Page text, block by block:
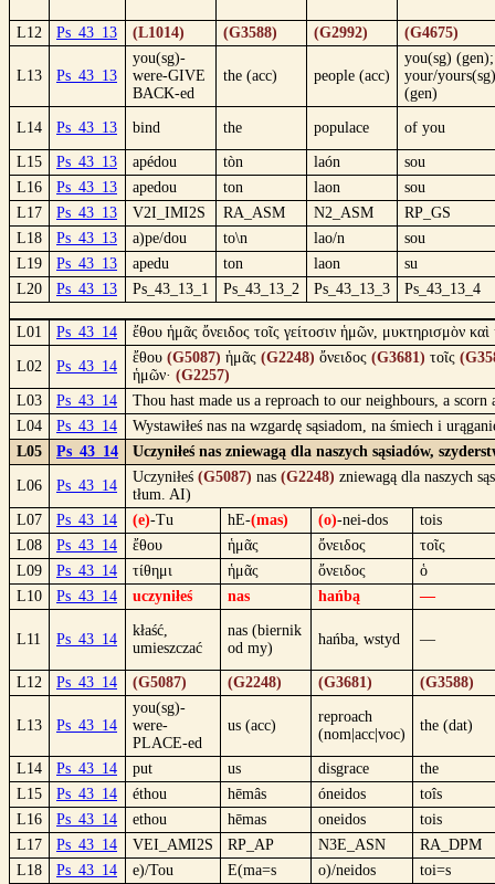
L12 Ps_43_13 (L1014) (G3588) (G2992) (G4675)
L13 Ps_43_13
you(sg)-
were-GIVE
BACK-ed
the (acc) people (acc)
you(sg) (gen);
your/yours(sg)
(gen)
L14 Ps_43_13 bind the populace of you
L15 Ps_43_13 apédou tòn laón
sou
L16
Ps_43_13 apedou ton laon
sou
L17
Ps_43_13 V2I_IMI2S RA_ASM N2_ASM
RP_GS
L18
Ps_43_13 a)pe/dou to\n lao/n
sou
L19
Ps_43_13 apedu ton laon
su
L20
Ps_43_13 Ps_43_13_1 Ps_43_13_2 Ps_43_13_3 Ps_43_13_4
L01 Ps_43_14 ἔθου ἡμᾶς ὄνειδος τοῖς γείτοσιν ἡμῶν, μυκτηρισμὸν
L02 Ps_43_14
ἔθου (G5087) ἡμᾶς (G2248) ὄνειδος (G3681) τοῖς
ἡμῶν· (G2257)
L03
Ps_43_14
Thou hast made us a reproach to our neighbours, a
L04
Ps_43_14
Wystawiłeś nas na wzgardę sąsiadom, na śmiech i
L05
Ps_43_14 Uczyniłeś nas zniewagą dla naszych sąsiadów,
L06 Ps_43_14
Uczyniłeś (G5087) nas (G2248) zniewagą dla naszych
tłum. AI)
L07
Ps_43_14 (e)-Tu hE-(mas) (o)-nei-dos
tois
L08
Ps_43_14 ἔθου ἡμᾶς ὄνειδος
τοῖς
L09
Ps_43_14 τίθημι ἡμᾶς ὄνειδος
ὁ
L10
Ps_43_14 uczyniłeś nas hańbą —
L11 Ps_43_14
kłaść,
umieszczać
nas (biernik
od my)
hańba, wstyd —
L12 Ps_43_14 (G5087) (G2248) (G3681) (G3588)
L13 Ps_43_14
you(sg)-
were-
PLACE-ed
us (acc)
reproach
(nom|acc|voc)
the (dat)
L14 Ps_43_14 put us disgrace
the
L15
Ps_43_14 éthou hēmâs óneidos
toîs
L16
Ps_43_14 ethou hēmas oneidos
tois
L17
Ps_43_14 VEI_AMI2S RP_AP N3E_ASN
RA_DPM
L18
Ps_43_14 e)/Tou E(ma=s o)/neidos
toi=s